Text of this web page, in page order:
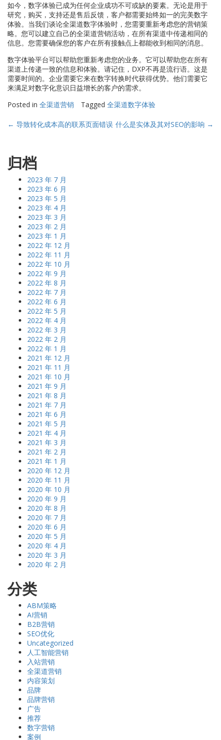
如今，数字体验已成为任何企业成功不可或缺的要素。无论是用于
研究，购买，支持还是售后反馈，客户都需要始终如一的完美数字
体验。当我们谈论全渠道数字体验时，您需要重新考虑您的营销策
略。您可以建立自己的全渠道营销活动，在所有渠道中传递相同的
信息。您需要确保您的客户在所有接触点上都能收到相同的消息。
数字体验平台可以帮助您重新考虑您的业务。它可以帮助您在所有
渠道上传递一致的信息和体验。请记住，DXP不再是流行语。这是
需要时间的。企业需要它来在数字转换时代获得优势。他们需要它
来满足对数字化意识日益增长的客户的需求。
Posted in 全渠道营销 Tagged 全渠道数字体验
Post
← 导致转化成本高的联系页面错误 什么是实体及其对SEO的影响 →
归档
2023 年 7 月
2023 年 6 月
2023 年 5 月
2023 年 4 月
2023 年 3 月
2023 年 2 月
2023 年 1 月
2022 年 12 月
2022 年 11 月
2022 年 10 月
2022 年 9 月
2022 年 8 月
2022 年 7 月
2022 年 6 月
2022 年 5 月
2022 年 4 月
2022 年 3 月
2022 年 2 月
2022 年 1 月
2021 年 12 月
2021 年 11 月
2021 年 10 月
2021 年 9 月
2021 年 8 月
2021 年 7 月
2021 年 6 月
2021 年 5 月
2021 年 4 月
2021 年 3 月
2021 年 2 月
2021 年 1 月
2020 年 12 月
2020 年 11 月
2020 年 10 月
2020 年 9 月
2020 年 8 月
2020 年 7 月
2020 年 6 月
2020 年 5 月
2020 年 4 月
2020 年 3 月
2020 年 2 月
分类
ABM策略
AI营销
B2B营销
SEO优化
Uncategorized
人工智能营销
入站营销
全渠道营销
内容策划
品牌
品牌营销
广告
推荐
数字营销
案例